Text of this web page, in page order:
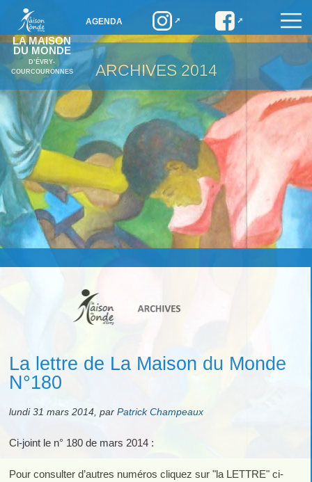
LA MAISON
DU MONDE
D’ÉVRY-
COURCOURONNES
AGENDA
ARCHIVES 2014
La lettre de La Maison du Monde
N°180
lundi 31 mars 2014, par Patrick Champeaux
Ci-joint le n° 180 de mars 2014 :
Pour consulter d’autres numéros cliquez sur "la LETTRE" ci-